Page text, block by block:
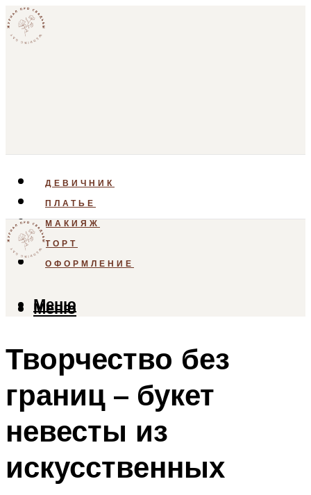
ДЕВИЧНИК
ПЛАТЬЕ
МАКИЯЖ
ТОРТ
ОФОРМЛЕНИЕ
Меню
Меню
Творчество без
границ – букет
невесты из
искусственных